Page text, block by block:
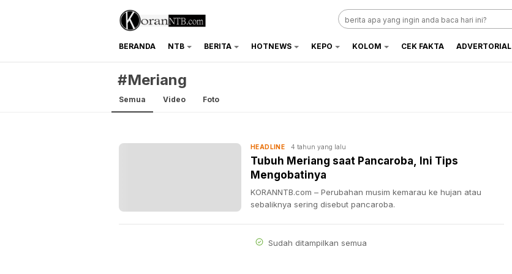
koranntb.com
BERANDA NTB BERITA HOTNEWS KEPO KOLOM CEK FAKTA ADVERTORIAL
#Meriang
Semua Video Foto
HEADLINE 4 tahun yang lalu
Tubuh Meriang saat Pancaroba, Ini Tips
Mengobatinya
KORANNTB.com – Perubahan musim kemarau ke hujan atau
sebaliknya sering disebut pancaroba.
Sudah ditampilkan semua